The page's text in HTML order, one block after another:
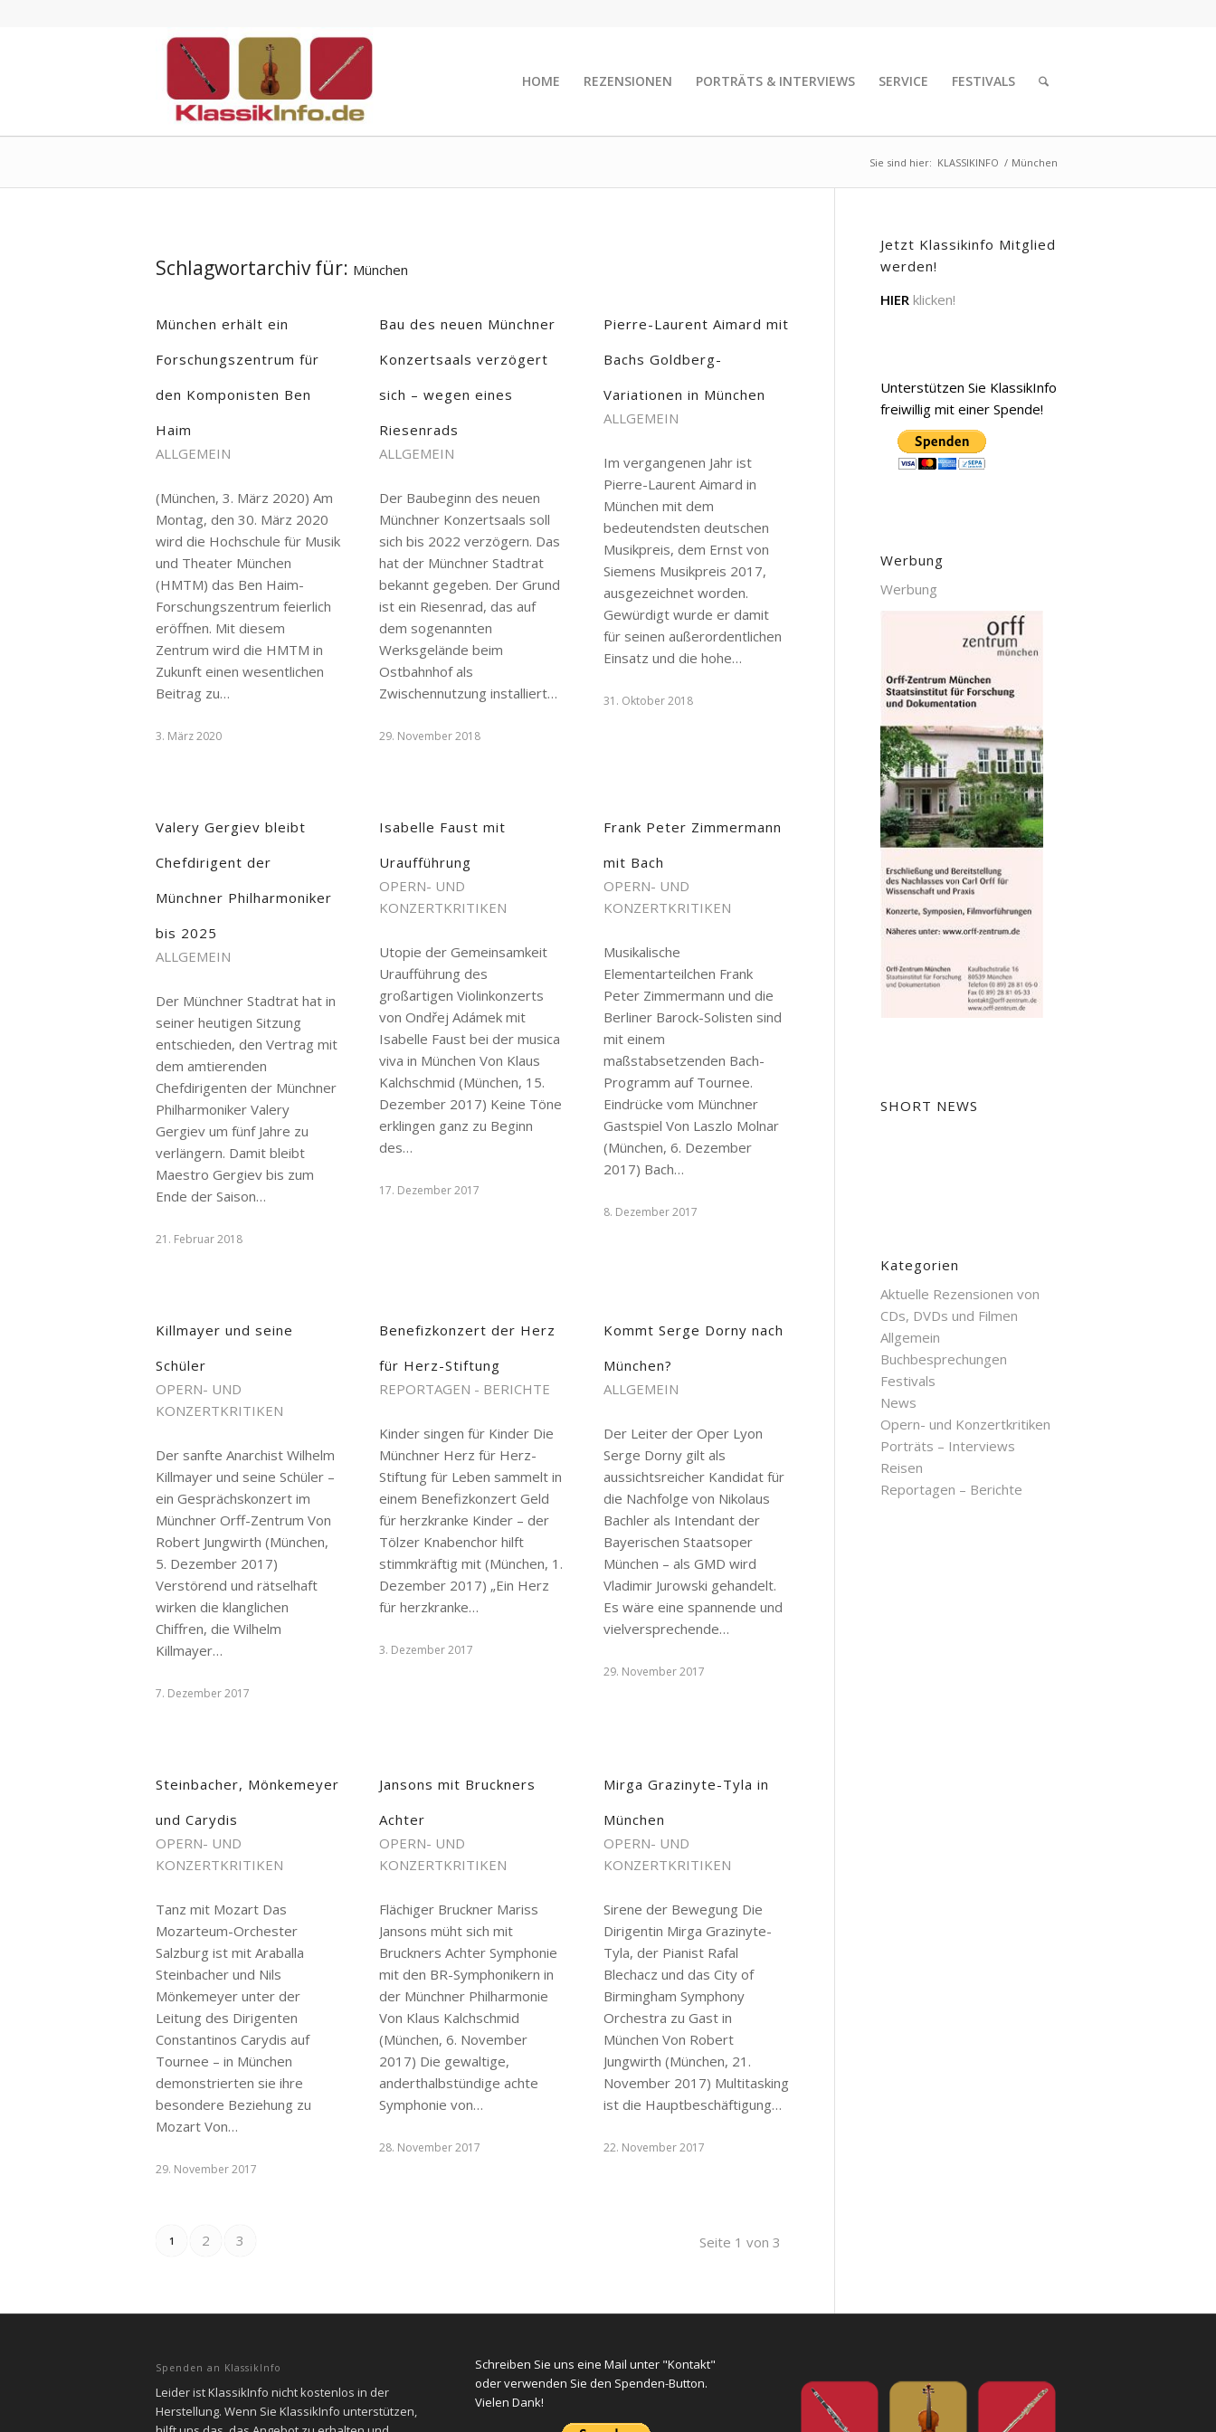
HOME REZENSIONEN PORTRÄTS & INTERVIEWS SERVICE FESTIVALS
Sie sind hier: KLASSIKINFO / München
Schlagwortarchiv für: München
München erhält ein
Forschungszentrum für
den Komponisten Ben
Haim
ALLGEMEIN
(München, 3. März 2020) Am
Montag, den 30. März 2020
wird die Hochschule für Musik
und Theater München
(HMTM) das Ben Haim-
Forschungszentrum feierlich
eröffnen. Mit diesem
Zentrum wird die HMTM in
Zukunft einen wesentlichen
Beitrag zu…
3. März 2020
Bau des neuen Münchner
Konzertsaals verzögert
sich – wegen eines
Riesenrads
ALLGEMEIN
Der Baubeginn des neuen
Münchner Konzertsaals soll
sich bis 2022 verzögern. Das
hat der Münchner Stadtrat
bekannt gegeben. Der Grund
ist ein Riesenrad, das auf
dem sogenannten
Werksgelände beim
Ostbahnhof als
Zwischennutzung installiert…
29. November 2018
Pierre-Laurent Aimard mit
Bachs Goldberg-
Variationen in München
ALLGEMEIN
Im vergangenen Jahr ist
Pierre-Laurent Aimard in
München mit dem
bedeutendsten deutschen
Musikpreis, dem Ernst von
Siemens Musikpreis 2017,
ausgezeichnet worden.
Gewürdigt wurde er damit
für seinen außerordentlichen
Einsatz und die hohe…
31. Oktober 2018
Valery Gergiev bleibt
Chefdirigent der
Münchner Philharmoniker
bis 2025
ALLGEMEIN
Der Münchner Stadtrat hat in
seiner heutigen Sitzung
entschieden, den Vertrag mit
dem amtierenden
Chefdirigenten der Münchner
Philharmoniker Valery
Gergiev um fünf Jahre zu
verlängern. Damit bleibt
Maestro Gergiev bis zum
Ende der Saison…
21. Februar 2018
Isabelle Faust mit
Uraufführung
OPERN- UND
KONZERTKRITIKEN
Utopie der Gemeinsamkeit
Uraufführung des
großartigen Violinkonzerts
von Ondřej Adámek mit
Isabelle Faust bei der musica
viva in München Von Klaus
Kalchschmid (München, 15.
Dezember 2017) Keine Töne
erklingen ganz zu Beginn
des…
17. Dezember 2017
Frank Peter Zimmermann
mit Bach
OPERN- UND
KONZERTKRITIKEN
Musikalische
Elementarteilchen Frank
Peter Zimmermann und die
Berliner Barock-Solisten sind
mit einem
maßstabsetzenden Bach-
Programm auf Tournee.
Eindrücke vom Münchner
Gastspiel Von Laszlo Molnar
(München, 6. Dezember
2017) Bach…
8. Dezember 2017
Killmayer und seine
Schüler
OPERN- UND
KONZERTKRITIKEN
Der sanfte Anarchist Wilhelm
Killmayer und seine Schüler –
ein Gesprächskonzert im
Münchner Orff-Zentrum Von
Robert Jungwirth (München,
5. Dezember 2017)
Verstörend und rätselhaft
wirken die klanglichen
Chiffren, die Wilhelm
Killmayer…
7. Dezember 2017
Benefizkonzert der Herz
für Herz-Stiftung
REPORTAGEN - BERICHTE
Kinder singen für Kinder Die
Münchner Herz für Herz-
Stiftung für Leben sammelt in
einem Benefizkonzert Geld
für herzkranke Kinder – der
Tölzer Knabenchor hilft
stimmkräftig mit (München, 1.
Dezember 2017) „Ein Herz
für herzkranke…
3. Dezember 2017
Kommt Serge Dorny nach
München?
ALLGEMEIN
Der Leiter der Oper Lyon
Serge Dorny gilt als
aussichtsreicher Kandidat für
die Nachfolge von Nikolaus
Bachler als Intendant der
Bayerischen Staatsoper
München – als GMD wird
Vladimir Jurowski gehandelt.
Es wäre eine spannende und
vielversprechende…
29. November 2017
Steinbacher, Mönkemeyer
und Carydis
OPERN- UND
KONZERTKRITIKEN
Tanz mit Mozart Das
Mozarteum-Orchester
Salzburg ist mit Araballa
Steinbacher und Nils
Mönkemeyer unter der
Leitung des Dirigenten
Constantinos Carydis auf
Tournee – in München
demonstrierten sie ihre
besondere Beziehung zu
Mozart Von…
29. November 2017
Jansons mit Bruckners
Achter
OPERN- UND
KONZERTKRITIKEN
Flächiger Bruckner Mariss
Jansons müht sich mit
Bruckners Achter Symphonie
mit den BR-Symphonikern in
der Münchner Philharmonie
Von Klaus Kalchschmid
(München, 6. November
2017) Die gewaltige,
anderthalbstündige achte
Symphonie von…
28. November 2017
Mirga Grazinyte-Tyla in
München
OPERN- UND
KONZERTKRITIKEN
Sirene der Bewegung Die
Dirigentin Mirga Grazinyte-
Tyla, der Pianist Rafal
Blechacz und das City of
Birmingham Symphony
Orchestra zu Gast in
München Von Robert
Jungwirth (München, 21.
November 2017) Multitasking
ist die Hauptbeschäftigung…
22. November 2017
Seite 1 von 3
1 2 3
Jetzt Klassikinfo Mitglied
werden!
HIER klicken!
Unterstützen Sie KlassikInfo
freiwillig mit einer Spende!
Werbung
Werbung
SHORT NEWS
Kategorien
Aktuelle Rezensionen von
CDs, DVDs und Filmen
Allgemein
Buchbesprechungen
Festivals
News
Opern- und Konzertkritiken
Porträts – Interviews
Reisen
Reportagen – Berichte
Spenden an KlassikInfo
Leider ist KlassikInfo nicht kostenlos in der
Herstellung. Wenn Sie KlassikInfo unterstützen,
Schreiben Sie uns eine Mail unter "Kontakt"
oder verwenden Sie den Spenden-Button.
Vielen Dank!